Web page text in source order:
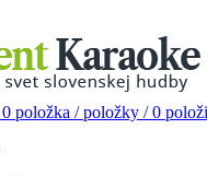
0 položka / položky / 0